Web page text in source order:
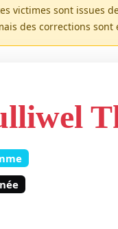
victimes sont issues
des corrections